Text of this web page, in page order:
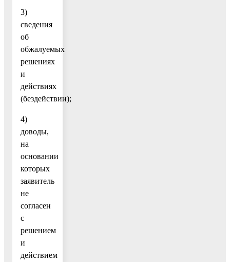
3)
сведения
об
обжалуемых
решениях
и
действиях
(бездействии);
4)
доводы,
на
основании
которых
заявитель
не
согласен
с
решением
и
действием